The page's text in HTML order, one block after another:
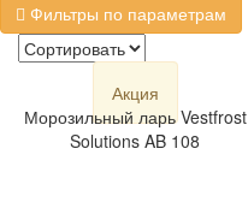
Фильтры по параметрам
Акция
Морозильный ларь Vestfrost
Solutions AB 108